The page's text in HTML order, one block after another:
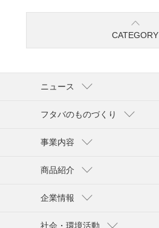
CATEGORY
ニュース
フタバのものづくり
事業内容
商品紹介
企業情報
社会・環境活動